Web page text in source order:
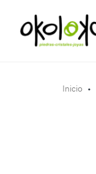
Inicio •